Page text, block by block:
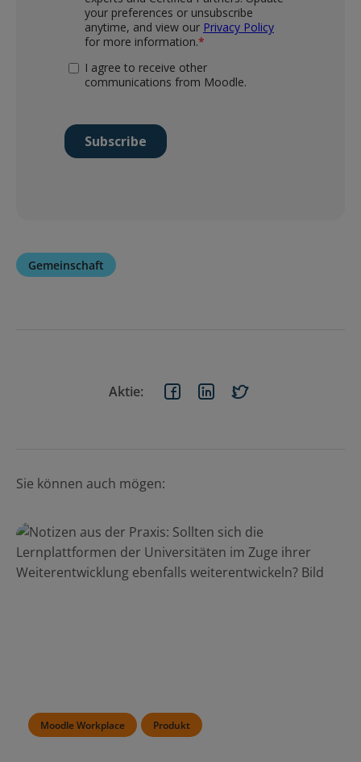
Gemeinschaft
Aktie:
Sie können auch mögen:
Moodle Workplace Produkt